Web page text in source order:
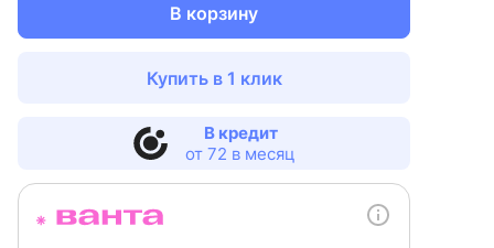
В корзину
Купить в 1 клик
В кредит
от 72 в месяц